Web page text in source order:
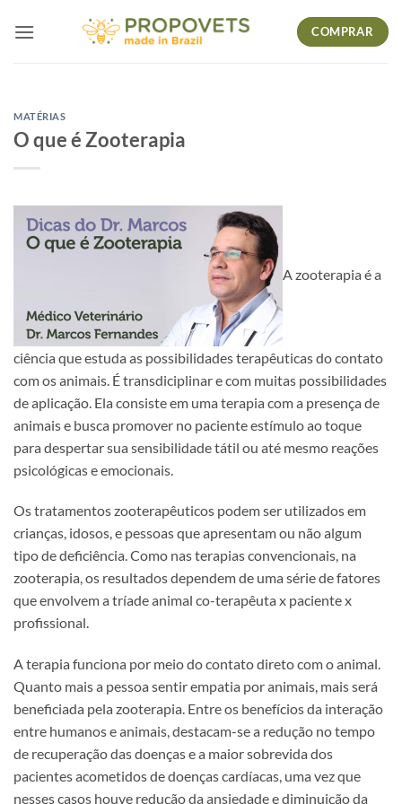
COMPRAR
MATÉRIAS
O que é Zooterapia
A zooterapia é a
ciência que estuda as possibilidades terapêuticas do contato
com os animais. É transdiciplinar e com muitas possibilidades
de aplicação. Ela consiste em uma terapia com a presença de
animais e busca promover no paciente estímulo ao toque
para despertar sua sensibilidade tátil ou até mesmo reações
psicológicas e emocionais.
Os tratamentos zooterapêuticos podem ser utilizados em
crianças, idosos, e pessoas que apresentam ou não algum
tipo de deficiência. Como nas terapias convencionais, na
zooterapia, os resultados dependem de uma série de fatores
que envolvem a tríade animal co-terapêuta x paciente x
profissional.
A terapia funciona por meio do contato direto com o animal.
Quanto mais a pessoa sentir empatia por animais, mais será
beneficiada pela zooterapia. Entre os benefícios da interação
entre humanos e animais, destacam-se a redução no tempo
de recuperação das doenças e a maior sobrevida dos
pacientes acometidos de doenças cardíacas, uma vez que
nesses casos houve redução da ansiedade e diminuição da